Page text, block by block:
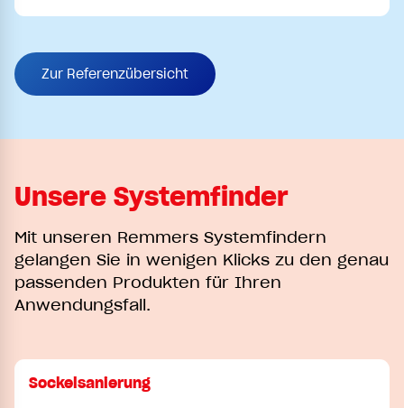
Zur Referenzübersicht
Unsere Systemfinder
Mit unseren Remmers Systemfindern
gelangen Sie in wenigen Klicks zu den genau
passenden Produkten für Ihren
Anwendungsfall.
Sockelsanierung